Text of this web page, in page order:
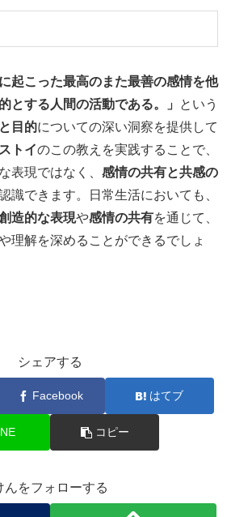
起こった最高のまた最善の感情を他
とする人間の活動である。」
という
目的についての深い洞察を提供して
トイのこの教えを実践することで、
表現ではなく、 感情の共有と共感の
識できます。日常生活においても、
造的な表現や感情の共有を通じて、
理解を深めることができるでしょ
シェアする
Facebook はてブ
コピー
んをフォローする